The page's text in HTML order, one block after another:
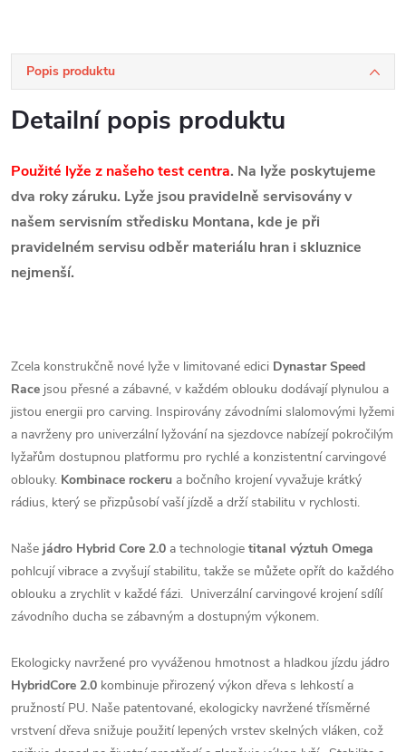
Popis produktu
Detailní popis produktu
Použité lyže z našeho test centra. Na lyže poskytujeme
dva roky záruku. Lyže jsou pravidelně servisovány v
našem servisním středisku Montana, kde je při
pravidelném servisu odběr materiálu hran i skluznice
nejmenší.
Zcela konstrukčně nové lyže v limitované edici Dynastar Speed
Race jsou přesné a zábavné, v každém oblouku dodávají plynulou a
jistou energii pro carving. Inspirovány závodními slalomovými lyžemi
a navrženy pro univerzální lyžování na sjezdovce nabízejí pokročilým
lyžařům dostupnou platformu pro rychlé a konzistentní carvingové
oblouky. Kombinace rockeru a bočního krojení vyvažuje krátký
rádius, který se přizpůsobí vaší jízdě a drží stabilitu v rychlosti.
Naše jádro Hybrid Core 2.0 a technologie titanal výztuh Omega
pohlcují vibrace a zvyšují stabilitu, takže se můžete opřít do každého
oblouku a zrychlit v každé fázi. Univerzální carvingové krojení sdílí
závodního ducha se zábavným a dostupným výkonem.
Ekologicky navržené pro vyváženou hmotnost a hladkou jízdu jádro
HybridCore 2.0 kombinuje přirozený výkon dřeva s lehkostí a
pružností PU. Naše patentované, ekologicky navržené třísměrné
vrstvení dřeva snižuje použití lepených vrstev skelných vláken, což